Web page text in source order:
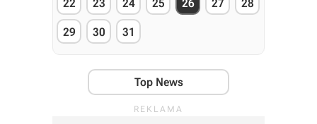
22 23 24 25 26 27 28
29 30 31
Top News